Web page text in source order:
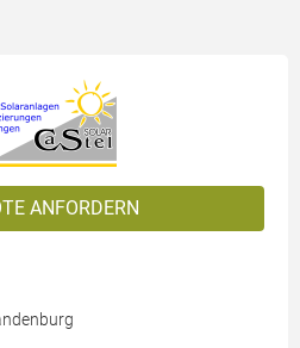
ANFORDERN